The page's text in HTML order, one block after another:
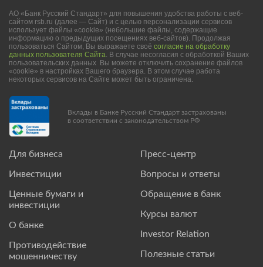
Для бизнеса
Инвестиции
Ценные бумаги и
инвестиции
О банке
Противодействие
мошенничеству
Пресс-центр
Вопросы и ответы
Обращение в банк
Курсы валют
Investor Relation
Полезные статьи
АО «Банк Русский Стандарт» для повышения удобства работы с веб-
сайтом rsb.ru (далее — Сайт) и с целью персонализации сервисов
использует файлы «cookie» (небольшие файлы, содержащие
информацию о предыдущих посещениях веб-сайтов). Продолжая
пользоваться Сайтом, Вы выражаете своё согласие на обработку
данных пользователя Сайта. В случае несогласия с обработкой Ваших
пользовательских данных Вы можете отключить сохранение файлов
«cookie» в настройках Вашего браузера. В этом случае работа
некоторых сервисов на Сайте может быть ограничена.
Вклады в Банке Русский Стандарт застрахованы
в соответствии с законодательством РФ